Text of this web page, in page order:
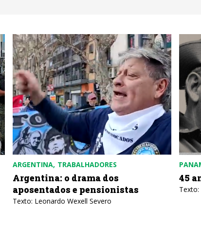
ARGENTINA TRABALHADORES
Argentina: o drama dos
aposentados e pensionistas
Texto: Leonardo Wexell Severo
45
Texto: